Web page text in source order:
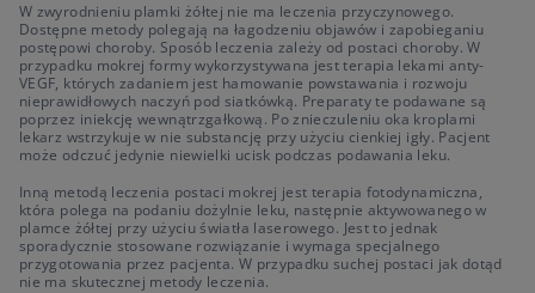
W zwyrodnieniu plamki żółtej nie ma leczenia przyczynowego.
Dostępne metody polegają na łagodzeniu objawów i zapobieganiu
postępowi choroby. Sposób leczenia zależy od postaci choroby. W
przypadku mokrej formy wykorzystywana jest terapia lekami anty-
VEGF, których zadaniem jest hamowanie powstawania i rozwoju
nieprawidłowych naczyń pod siatkówką. Preparaty te podawane są
poprzez iniekcję wewnątrzgałkową. Po znieczuleniu oka kroplami
lekarz wstrzykuje w nie substancję przy użyciu cienkiej igły. Pacjent
może odczuć jedynie niewielki ucisk podczas podawania leku.
Inną metodą leczenia postaci mokrej jest terapia fotodynamiczna,
która polega na podaniu dożylnie leku, następnie aktywowanego w
plamce żółtej przy użyciu światła laserowego. Jest to jednak
sporadycznie stosowane rozwiązanie i wymaga specjalnego
przygotowania przez pacjenta. W przypadku suchej postaci jak dotąd
nie ma skutecznej metody leczenia.